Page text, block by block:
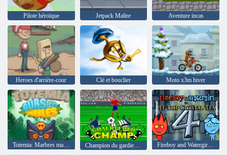
Pilote héroïque Jetpack Maître Aventure incas
Heroes d'arrière-cour Clé et bouclier Moto x3m hiver
Totemia: Marbres maudits Champion du gardien de but Fireboy and Watergirl 4: The Crystal Temple